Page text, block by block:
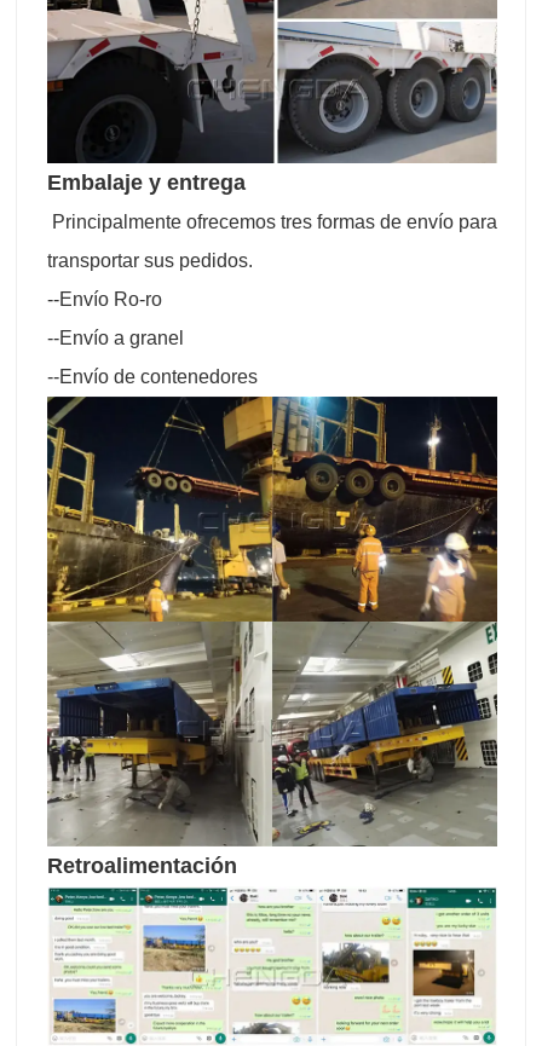
Embalaje y entrega
Principalmente ofrecemos tres formas de envío para
transportar sus pedidos.
--Envío Ro-ro
--Envío a granel
--Envío de contenedores
Retroalimentación